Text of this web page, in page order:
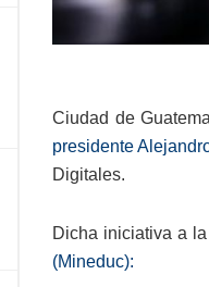
Ciudad de
presidente
Digitales.
Dicha iniciativa a
(Mineduc):